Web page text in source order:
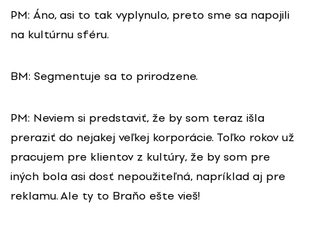
PM: Áno, asi to tak vyplynulo, preto sme sa napojili
na kultúrnu sféru.
BM: Segmentuje sa to prirodzene.
PM: Neviem si predstaviť, že by som teraz išla
preraziť do nejakej veľkej korporácie. Toľko rokov už
pracujem pre klientov z kultúry, že by som pre
iných bola asi dosť nepoužiteľná, napríklad aj pre
reklamu. Ale ty to Braňo ešte vieš!